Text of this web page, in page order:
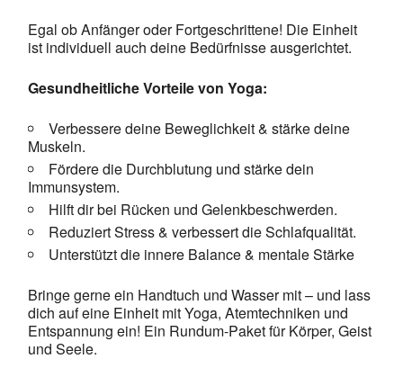
Egal ob Anfänger oder Fortgeschrittene! Die Einheit
ist individuell auch deine Bedürfnisse ausgerichtet.
Gesundheitliche Vorteile von Yoga:
Verbessere deine Beweglichkeit & stärke deine
Muskeln.
Fördere die Durchblutung und stärke dein
Immunsystem.
Hilft dir bei Rücken und Gelenkbeschwerden.
Reduziert Stress & verbessert die Schlafqualität.
Unterstützt die innere Balance & mentale Stärke
Bringe gerne ein Handtuch und Wasser mit – und lass
dich auf eine Einheit mit Yoga, Atemtechniken und
Entspannung ein! Ein Rundum-Paket für Körper, Geist
und Seele.